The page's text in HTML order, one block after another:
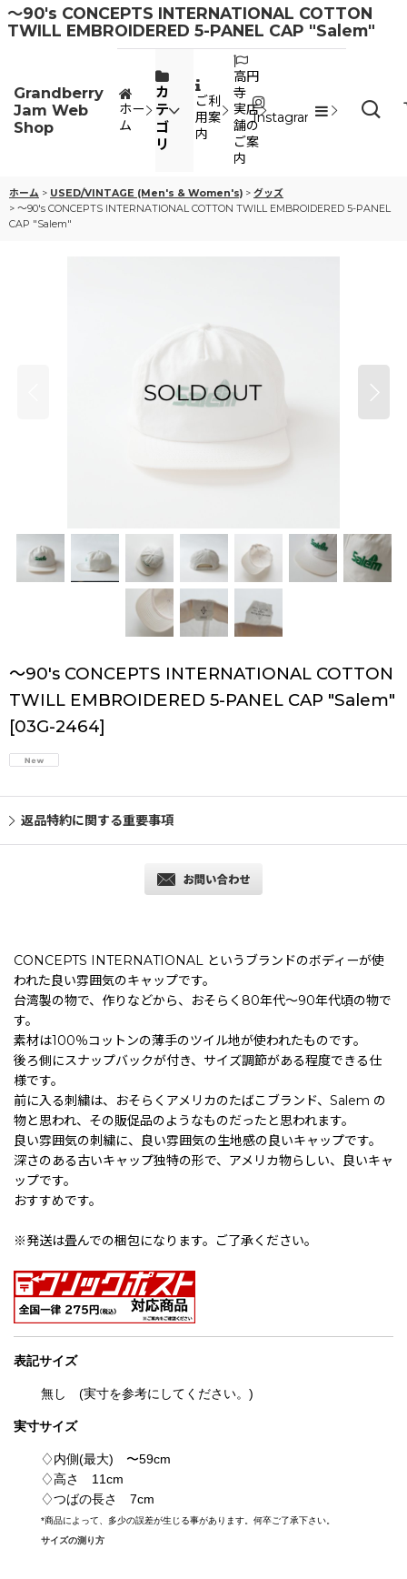
〜90's CONCEPTS INTERNATIONAL COTTON
TWILL EMBROIDERED 5-PANEL CAP "Salem"
Grandberry
Jam Web
Shop
ホー
ム
カ
テ
ゴ
リ
ご利
用案
内
高円
寺
実店
舗の
ご案
内
Instagram
ホーム > USED/VINTAGE (Men's & Women's) > グッズ
> 〜90's CONCEPTS INTERNATIONAL COTTON TWILL EMBROIDERED 5-PANEL
CAP "Salem"
〜90's CONCEPTS INTERNATIONAL COTTON
TWILL EMBROIDERED 5-PANEL CAP "Salem"
[03G-2464]
返品特約に関する重要事項
CONCEPTS INTERNATIONAL というブランドのボディーが使
われた良い雰囲気のキャップです。
台湾製の物で、作りなどから、おそらく80年代〜90年代頃の物で
す。
素材は100％コットンの薄手のツイル地が使われたものです。
後ろ側にスナップバックが付き、サイズ調節がある程度できる仕
様です。
前に入る刺繍は、おそらくアメリカのたばこブランド、Salem の
物と思われ、その販促品のようなものだったと思われます。
良い雰囲気の刺繍に、良い雰囲気の生地感の良いキャップです。
深さのある古いキャップ独特の形で、アメリカ物らしい、良いキャ
ップです。
おすすめです。
※発送は畳んでの梱包になります。ご了承ください。
表記サイズ
無し (実寸を参考にしてください。)
実寸サイズ
♢内側(最大) 〜59cm
♢高さ 11cm
♢つばの長さ 7cm
*商品によって、多少の誤差が生じる事があります。何卒ご了承下さい。
サイズの測り方